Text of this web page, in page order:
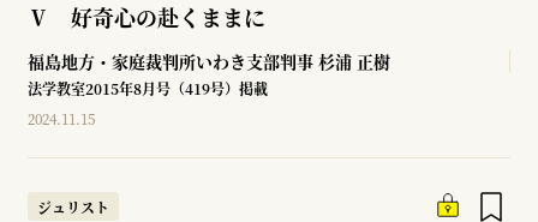
Ⅴ 好奇心の赴くままに
福島地方・家庭裁判所いわき支部判事 杉浦 正樹
法学教室2015年8月号（419号）掲載
2024.11.15
ジュリスト